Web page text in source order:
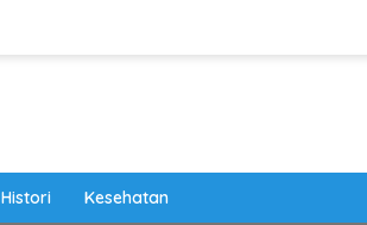
Histori Kesehatan